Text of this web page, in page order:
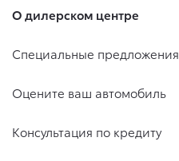
О дилерском центре
Специальные предложения
Оцените ваш автомобиль
Консультация по кредиту